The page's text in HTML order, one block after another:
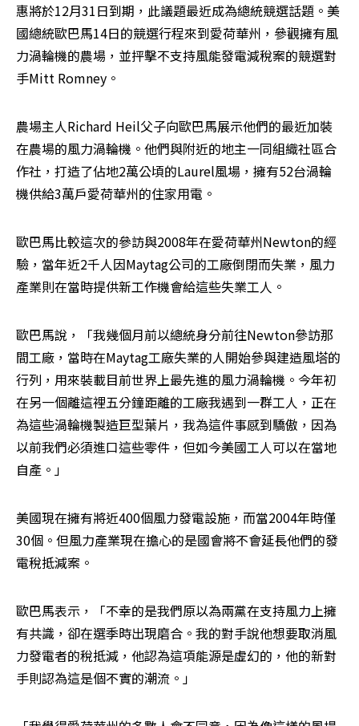
惠將於12月31日到期，此議題最近成為總統競選話題。美
國總統歐巴馬14日的競選行程來到愛荷華州，參觀擁有風
力渦輪機的農場，並抨擊不支持風能發電減稅案的競選對
手Mitt Romney。
農場主人Richard Heil父子向歐巴馬展示他們的最近加裝
在農場的風力渦輪機。他們與附近的地主一同組織社區合
作社，打造了佔地2萬公頃的Laurel風場，擁有52台渦輪
機供給3萬戶愛荷華州的住家用電。
歐巴馬比較這次的參訪與2008年在愛荷華州Newton的經
驗，當年近2千人因Maytag公司的工廠倒閉而失業，風力
產業則在當時提供新工作機會給這些失業工人。
歐巴馬說，「我幾個月前以總統身分前往Newton參訪那
間工廠，當時在Maytag工廠失業的人開始參與建造風塔的
行列，用來裝載目前世界上最先進的風力渦輪機。今年初
在另一個離這裡五分鐘距離的工廠我遇到一群工人，正在
為這些渦輪機製造巨型葉片，我為這件事感到驕傲，因為
以前我們必須進口這些零件，但如今美國工人可以在當地
自產。」
美國現在擁有將近400個風力發電設施，而當2004年時僅
30個。但風力產業現在擔心的是國會將不會延長他們的發
電稅抵減案。
歐巴馬表示，「不幸的是我們原以為兩黨在支持風力上擁
有共識，卻在選季時出現磨合。我的對手說他想要取消風
力發電者的稅抵減，他認為這項能源是虛幻的，他的新對
手則認為這是個不實的潮流。」